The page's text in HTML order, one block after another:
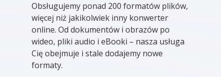
Obsługujemy ponad 200 formatów plików,
więcej niż jakikolwiek inny konwerter
online. Od dokumentów i obrazów po
wideo, pliki audio i eBooki – nasza usługa
Cię obejmuje i stale dodajemy nowe
formaty.